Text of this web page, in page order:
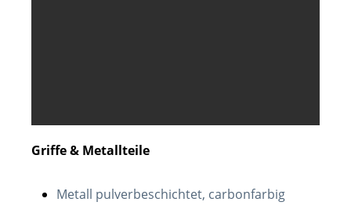
Griffe & Metallteile
Metall pulverbeschichtet, carbonfarbig